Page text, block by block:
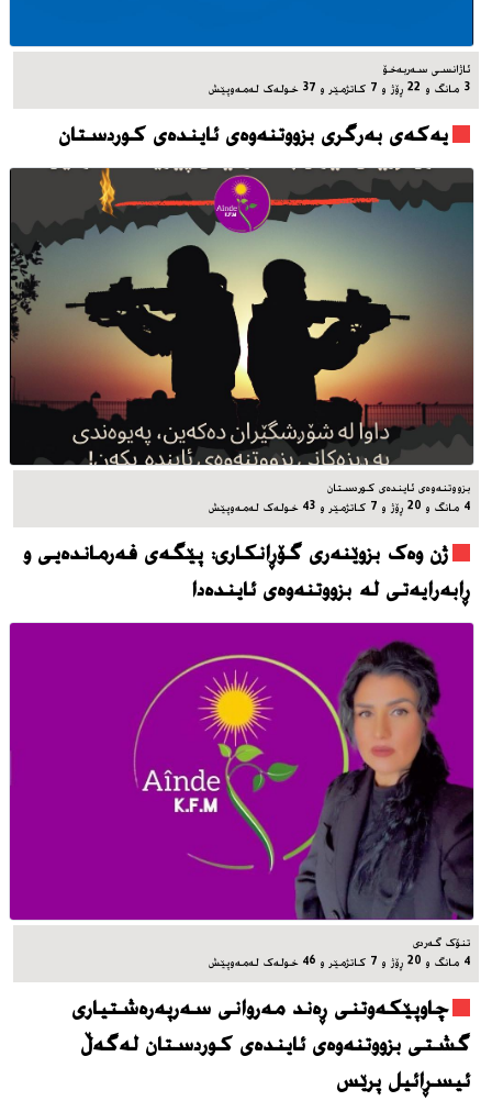
ئاژانسی سه‌ربه‌خۆ
3 مانگ و 22 ڕۆژ و 7 کاتژمێر و 37 خوله‌ک له‌مه‌وپێش‌
یه‌که‌ی به‌رگری بزووتنه‌وه‌ی ئاینده‌ی کوردستان
بزووتنه‌وه‌ی ئاینده‌ی کوردستان
4 مانگ و 20 ڕۆژ و 7 کاتژمێر و 43 خوله‌ک له‌مه‌وپێش‌
ژن وەک بزوێنەری گۆڕانکاری: پێگەی فەرماندەیی و
ڕابەرایەتی لە بزووتنەوەی ئایندەدا
تنۆک گەردی
4 مانگ و 20 ڕۆژ و 7 کاتژمێر و 46 خوله‌ک له‌مه‌وپێش‌
چاوپێکەوتنی ڕەند مەروانی سەرپەرەشتیاری
گشتی بزووتنەوەی ئایندەی کوردستان لەگەڵ
ئیسڕائیل پرێس